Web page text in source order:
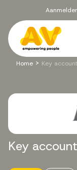
Ga naar de inhoud
Voor
Executive
Recruitment
Home >
Key